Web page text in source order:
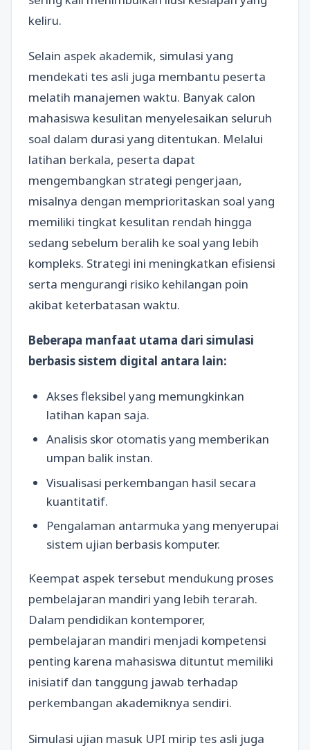
keliru.
Selain aspek akademik, simulasi yang
mendekati tes asli juga membantu peserta
melatih manajemen waktu. Banyak calon
mahasiswa kesulitan menyelesaikan seluruh
soal dalam durasi yang ditentukan. Melalui
latihan berkala, peserta dapat
mengembangkan strategi pengerjaan,
misalnya dengan memprioritaskan soal yang
memiliki tingkat kesulitan rendah hingga
sedang sebelum beralih ke soal yang lebih
kompleks. Strategi ini meningkatkan efisiensi
serta mengurangi risiko kehilangan poin
akibat keterbatasan waktu.
Beberapa manfaat utama dari simulasi
berbasis sistem digital antara lain:
Akses fleksibel yang memungkinkan
latihan kapan saja.
Analisis skor otomatis yang memberikan
umpan balik instan.
Visualisasi perkembangan hasil secara
kuantitatif.
Pengalaman antarmuka yang menyerupai
sistem ujian berbasis komputer.
Keempat aspek tersebut mendukung proses
pembelajaran mandiri yang lebih terarah.
Dalam pendidikan kontemporer,
pembelajaran mandiri menjadi kompetensi
penting karena mahasiswa dituntut memiliki
inisiatif dan tanggung jawab terhadap
perkembangan akademiknya sendiri.
Simulasi ujian masuk UPI mirip tes asli juga